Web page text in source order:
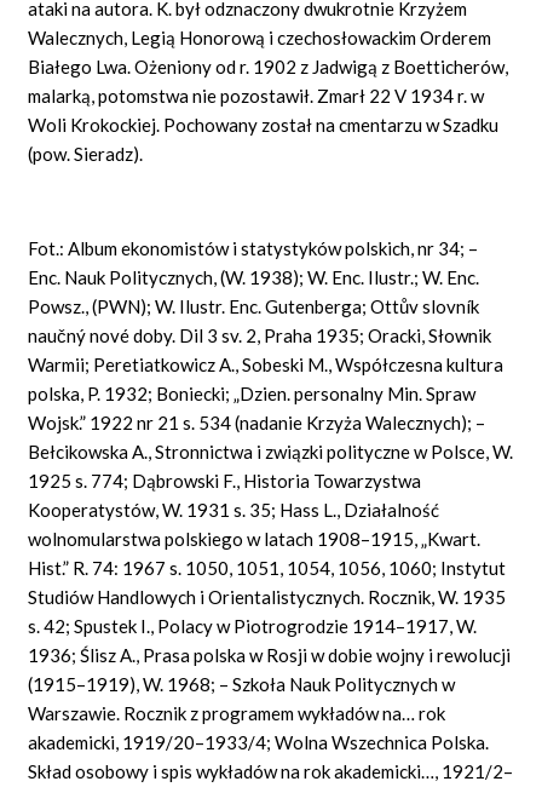
ataki na autora. K. był odznaczony dwukrotnie Krzyżem
Walecznych, Legią Honorową i czechosłowackim Orderem
Białego Lwa. Ożeniony od r. 1902 z Jadwigą z Boetticherów,
malarką, potomstwa nie pozostawił. Zmarł 22 V 1934 r. w
Woli Krokockiej. Pochowany został na cmentarzu w Szadku
(pow. Sieradz).
Fot.: Album ekonomistów i statystyków polskich, nr 34; –
Enc. Nauk Politycznych, (W. 1938); W. Enc. Ilustr.; W. Enc.
Powsz., (PWN); W. Ilustr. Enc. Gutenberga;Ottův slovník
naučnýnovédoby. Dil 3 sv. 2, Praha 1935; Oracki, Słownik
Warmii; Peretiatkowicz A., Sobeski M., Współczesna kultura
polska, P. 1932; Boniecki; „Dzien. personalny Min. Spraw
Wojsk.” 1922 nr 21 s. 534 (nadanie Krzyża Walecznych); –
Bełcikowska A., Stronnictwa i związki polityczne w Polsce, W.
1925 s. 774; Dąbrowski F., Historia Towarzystwa
Kooperatystów, W. 1931 s. 35; Hass L., Działalność
wolnomularstwa polskiego w latach 1908–1915, „Kwart.
Hist.” R. 74: 1967 s. 1050, 1051, 1054, 1056, 1060; Instytut
Studiów Handlowych i Orientalistycznych. Rocznik, W. 1935
s. 42; Spustek I., Polacy w Piotrogrodzie 1914–1917, W.
1936; Ślisz A., Prasa polska w Rosji w dobie wojny i rewolucji
(1915–1919), W. 1968; – Szkoła Nauk Politycznych w
Warszawie. Rocznik z programem wykładów na… rok
akademicki, 1919/20–1933/4; Wolna Wszechnica Polska.
Skład osobowy i spis wykładów na rok akademicki…, 1921/2–